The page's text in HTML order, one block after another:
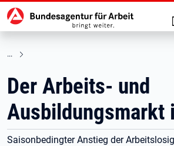
zu den Hauptinhalten springen
Hauptnavigation
Der Arbeits- und
Ausbildungsmarkt
Saisonbedingter Anstieg der